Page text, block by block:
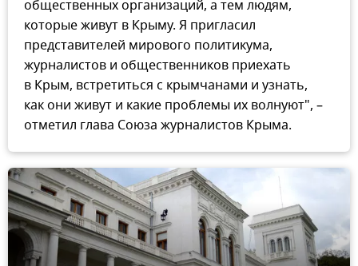
общественных организаций, а тем людям,
которые живут в Крыму. Я пригласил
представителей мирового политикума,
журналистов и общественников приехать
в Крым, встретиться с крымчанами и узнать,
как они живут и какие проблемы их волнуют", –
отметил глава Союза журналистов Крыма.